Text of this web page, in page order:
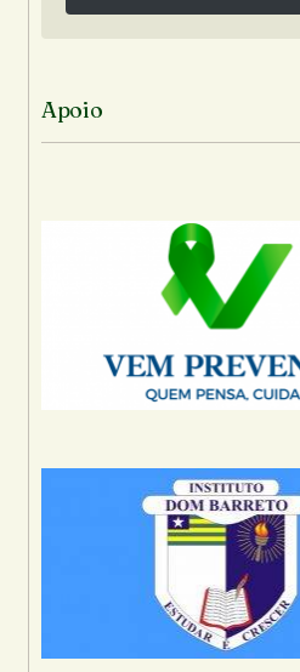
Siga no Instagram
Apoio